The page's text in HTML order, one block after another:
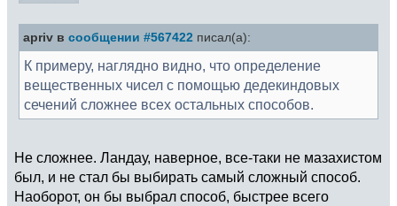
apriv в сообщении #567422 писал(а):
К примеру, наглядно видно, что определение
вещественных чисел с помощью дедекиндовых
сечений сложнее всех остальных способов.
Не сложнее. Ландау, наверное, все-таки не мазахистом
был, и не стал бы выбирать самый сложный способ.
Наоборот, он бы выбрал способ, быстрее всего